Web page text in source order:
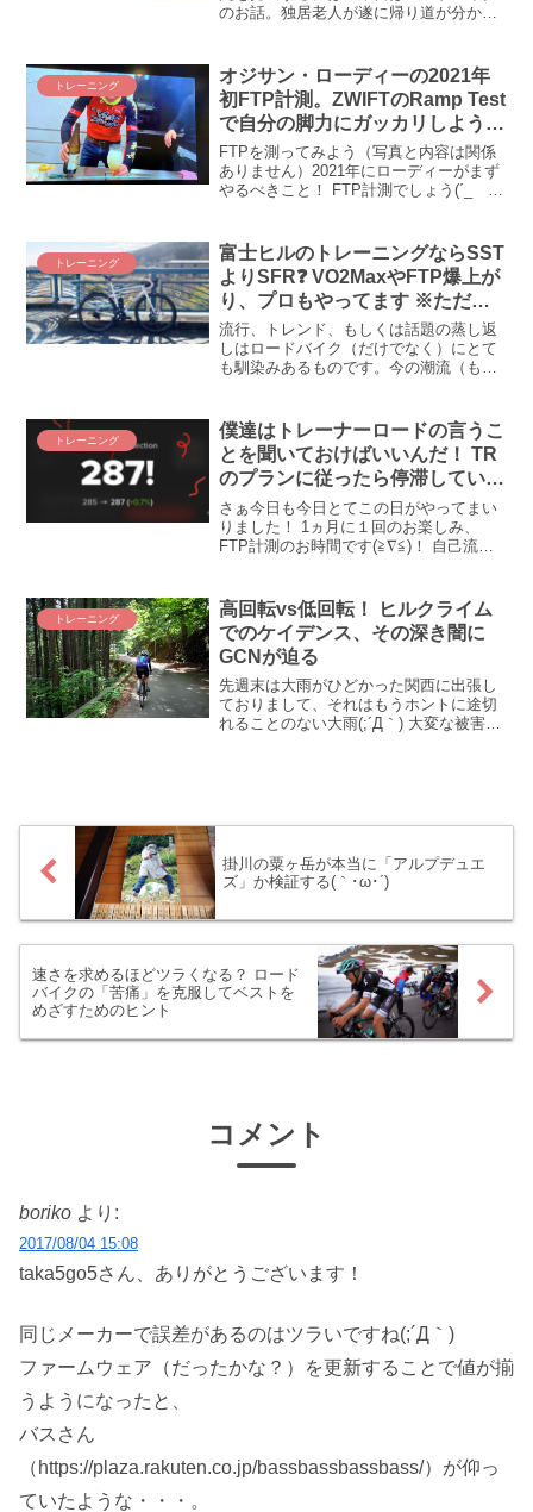
ヒルクライムに効果があるかも？？ そん
な仮説を考えてみました。
のお話。独居老人が遂に帰り道が分から
の驚きは本当に（見ないように、自分で
放置していたとは言え）...
トレーニング
オジサン・ローディーの2021年
初FTP計測。ZWIFTのRamp Test
で自分の脚力にガッカリしよう(ﾟ
∀ﾟ)！
FTPを測ってみよう（写真と内容は関係
ありません）2021年にローディーがまず
やるべきこと！ FTP計測でしょう(´_ゝ
めっちゃ簡単、すぐ終わるのねｗ...
トレーニング
富士ヒルのトレーニングならSST
よりSFR❓ VO2MaxやFTP爆上が
り、プロもやってます ※ただし
効果は❓ 怪我のリスクも高いです
流行、トレンド、もしくは話題の蒸し返
しはロードバイク（だけでなく）にとて
も馴染みあるものです。今の潮流（もし
い練習で盛り上がっているかもしれませ
ん。それなら、旦那、良いの...
トレーニング
僕達はトレーナーロードの言うこ
とを聞いておけばいいんだ！ TR
のプランに従ったら停滞していた
FTPが・・・動いた(ﾟ∀ﾟ)！！
さぁ今日も今日とてこの日がやってまい
りました！ 1ヵ月に１回のお楽しみ、
FTP計測のお時間です(≧∇≦)！ 自己流チ
従ったらどうなるか！？ 上がる？ 下が
る？？ また下がる？？？ プラン通りに頑
張った１ヵ月の成果を早速に確認してみ
ましょう！！
トレーニング
高回転vs低回転！ ヒルクライム
でのケイデンス、その深き闇に
GCNが迫る
先週末は大雨がひどかった関西に出張し
ておりまして、それはもうホントに途切
れることのない大雨(;´Д｀) 大変な被害が
掛川の粟ヶ岳が本当に「アルプデュエ
ズ」か検証する(｀･ω･´)
速さを求めるほどツラくなる？ ロード
バイクの「苦痛」を克服してベストを
めざすためのヒント
コメント
boriko より:
2017/08/04 15:08
taka5go5さん、ありがとうございます！
同じメーカーで誤差があるのはツラいですね(;´Д｀)
ファームウェア（だったかな？）を更新することで値が揃
うようになったと、
バスさん
（https://plaza.rakuten.co.jp/bassbassbassbass/）が仰っ
ていたような・・・。